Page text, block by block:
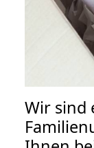
Wir sind